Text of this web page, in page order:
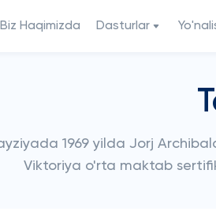
Biz Haqimizda Dasturlar
1969 yilda Jorj
Viktoriya o'rta maktab